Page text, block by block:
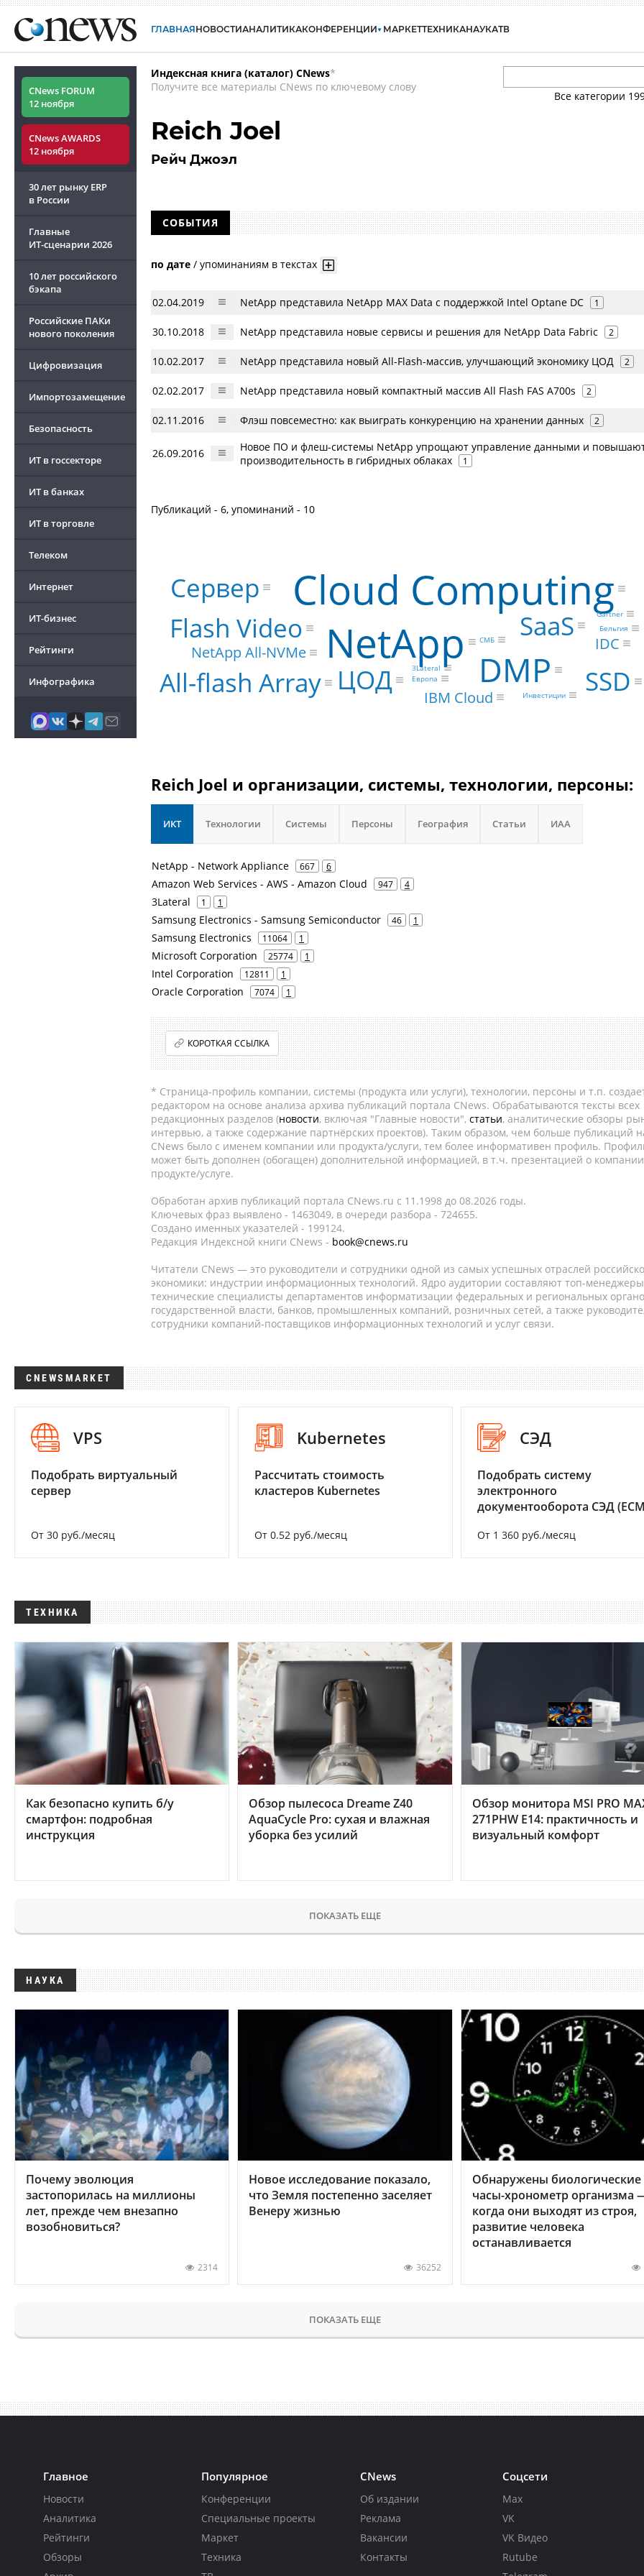
ГЛАВНАЯНОВОСТИАНАЛИТИКАКОНФЕРЕНЦИИ МАРКЕТТЕХНИКАНАУКАТВ
CNews FORUM
12 ноября
CNews AWARDS
12 ноября
30 лет рынку ERP
в России
Главные
ИТ-сценарии 2026
10 лет российского
бэкапа
Российские ПАКи
нового поколения
Цифровизация
Импортозамещение
Безопасность
ИТ в госсекторе
ИТ в банках
ИТ в торговле
Телеком
Интернет
ИТ-бизнес
Рейтинги
Инфографика
Индексная книга (каталог) CNews*
Получите все материалы CNews по ключевому слову
Все категории
Reich Joel
Рейч Джоэл
СОБЫТИЯ
по дате / упоминаниям в текстах
02.04.2019 NetApp представила NetApp MAX Data с поддержкой Intel Optane DC 1
30.10.2018 NetApp представила новые сервисы и решения для NetApp Data Fabric 2
10.02.2017 NetApp представила новый All-Flash-массив, улучшающий экономику ЦОД 2
02.02.2017 NetApp представила новый компактный массив All Flash FAS A700s 2
02.11.2016 Флэш повсеместно: как выиграть конкуренцию на хранении данных 2
26.09.2016
Новое ПО и флеш-системы NetApp упрощают управление данными и
производительность в гибридных облаках
1
Публикаций - 6, упоминаний - 10
NetApp
Cloud Computing
DMP
Flash Video
All-flash Array
SaaS
ЦОД
SSD
Сервер
NetApp All-NVMe
IBM Cloud
IDC
3Lateral
Европа
Бельгия
Инвестиции
СМБ
Gartner
Reich Joel и организации, системы, технологии, персоны:
ИКТ Технологии Системы Персоны География Статьи ИАА
NetApp - Network Appliance 667 6
Amazon Web Services - AWS - Amazon Cloud 947 4
3Lateral 1 1
Samsung Electronics - Samsung Semiconductor 46 1
Samsung Electronics 11064 1
Microsoft Corporation 25774 1
Intel Corporation 12811 1
Oracle Corporation 7074 1
КОРОТКАЯ ССЫЛКА
* Страница-профиль компании, системы (продукта или услуги), технологии, персоны и т.п.
редактором на основе анализа архива публикаций портала CNews. Обрабатываются тексты всех
редакционных разделов (новости, включая "Главные новости", статьи, аналитические обзоры
интервью, а также содержание партнёрских проектов). Таким образом, чем больше публикаций
CNews было с именем компании или продукта/услуги, тем более информативен профиль.
может быть дополнен (обогащен) дополнительной информацией, в т.ч. презентацией о
продукте/услуге.
Обработан архив публикаций портала CNews.ru c 11.1998 до 08.2026 годы.
Ключевых фраз выявлено - 1463049, в очереди разбора - 724655.
Создано именных указателей - 199124.
Редакция Индексной книги CNews - book@cnews.ru
Читатели CNews — это руководители и сотрудники одной из самых успешных отраслей
экономики: индустрии информационных технологий. Ядро аудитории составляют топ-
технические специалисты департаментов информатизации федеральных и региональных
государственной власти, банков, промышленных компаний, розничных сетей, а также
сотрудники компаний-поставщиков информационных технологий и услуг связи.
CNEWSMARKET
VPS
Подобрать виртуальный
сервер
От 30 руб./месяц
Kubernetes
Рассчитать стоимость
кластеров Kubernetes
От 0.52 руб./месяц
СЭД
Подобрать систему
электронного
документооборота СЭД
От 1 360 руб./месяц
ТЕХНИКА
Как безопасно купить б/у
смартфон: подробная
инструкция
Обзор пылесоса Dreame Z40
AquaCycle Pro: сухая и влажная
уборка без усилий
Обзор монитора MSI PRO
271PHW E14: практичность и
визуальный комфорт
ПОКАЗАТЬ ЕЩЕ
НАУКА
Почему эволюция
застопорилась на миллионы
лет, прежде чем внезапно
возобновиться?
2314
Новое исследование показало,
что Земля постепенно заселяет
Венеру жизнью
36252
Обнаружены биологические
часы-хронометр организма
когда они выходят из строя,
развитие человека
останавливается
ПОКАЗАТЬ ЕЩЕ
Главное
Новости
Аналитика
Рейтинги
Обзоры
Популярное
Конференции
Специальные проекты
Маркет
Техника
CNews
Об издании
Реклама
Вакансии
Контакты
Соцсети
Max
VK
VK Видео
Rutube